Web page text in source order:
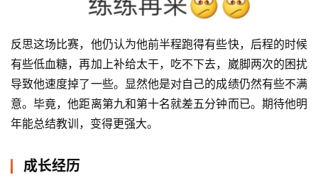
观
察
装
备
练
反思这场比赛，他仍认为他前半程跑得有些快，后程的时候
有些低血糖，再加上补给太干，吃不下去，崴脚两次的困扰
导致他速度掉了一些。显然他是对自己的成绩仍然有些不满
意。毕竟，他距离第九和第十名就差五分钟而已。期待他明
年能总结教训，变得更强大。
成长经历